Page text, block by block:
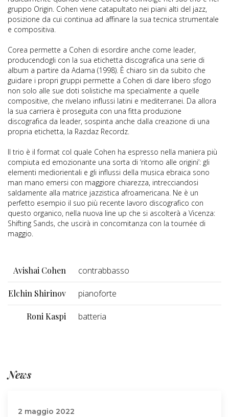
gruppo Origin. Cohen viene catapultato nei piani alti del jazz,
posizione da cui continua ad affinare la sua tecnica strumentale
e compositiva.
Corea permette a Cohen di esordire anche come leader,
producendogli con la sua etichetta discografica una serie di
album a partire da Adama (1998). È chiaro sin da subito che
guidare i propri gruppi permette a Cohen di dare libero sfogo
non solo alle sue doti solistiche ma specialmente a quelle
compositive, che rivelano influssi latini e mediterranei. Da allora
la sua carriera è proseguita con una fitta produzione
discografica da leader, sospinta anche dalla creazione di una
propria etichetta, la Razdaz Recordz.
Il trio è il format col quale Cohen ha espresso nella maniera più
compiuta ed emozionante una sorta di ‘ritorno alle origini’: gli
elementi mediorientali e gli influssi della musica ebraica sono
man mano emersi con maggiore chiarezza, intrecciandosi
saldamente alla matrice jazzistica afroamericana. Ne è un
perfetto esempio il suo più recente lavoro discografico con
questo organico, nella nuova line up che si ascolterà a Vicenza:
Shifting Sands, che uscirà in concomitanza con la tournée di
maggio.
Avishai Cohen contrabbasso
Elchin Shirinov pianoforte
Roni Kaspi batteria
News
2 maggio 2022